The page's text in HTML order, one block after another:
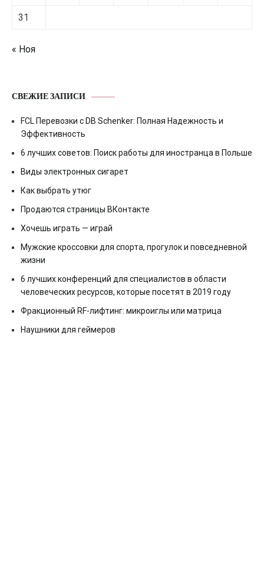
31
« Ноя
СВЕЖИЕ ЗАПИСИ
FCL Перевозки с DB Schenker: Полная Надежность и
Эффективность
6 лучших советов: Поиск работы для иностранца в Польше
Виды электронных сигарет
Как выбрать утюг
Продаются страницы ВКонтакте
Хочешь играть — играй
Мужские кроссовки для спорта, прогулок и повседневной
жизни
6 лучших конференций для специалистов в области
человеческих ресурсов, которые посетят в 2019 году
Фракционный RF-лифтинг: микроиглы или матрица
Наушники для геймеров